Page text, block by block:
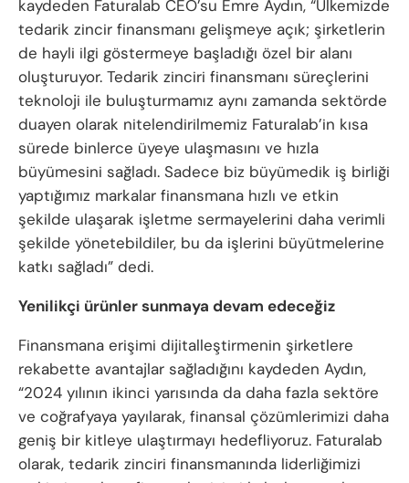
kaydeden Faturalab CEO’su Emre Aydın, “Ülkemizde
tedarik zincir finansmanı gelişmeye açık; şirketlerin
de hayli ilgi göstermeye başladığı özel bir alanı
oluşturuyor. Tedarik zinciri finansmanı süreçlerini
teknoloji ile buluşturmamız aynı zamanda sektörde
duayen olarak nitelendirilmemiz Faturalab’in kısa
sürede binlerce üyeye ulaşmasını ve hızla
büyümesini sağladı. Sadece biz büyümedik iş birliği
yaptığımız markalar finansmana hızlı ve etkin
şekilde ulaşarak işletme sermayelerini daha verimli
şekilde yönetebildiler, bu da işlerini büyütmelerine
katkı sağladı” dedi.
Yenilikçi ürünler sunmaya devam edeceğiz
Finansmana erişimi dijitalleştirmenin şirketlere
rekabette avantajlar sağladığını kaydeden Aydın,
“2024 yılının ikinci yarısında da daha fazla sektöre
ve coğrafyaya yayılarak, finansal çözümlerimizi daha
geniş bir kitleye ulaştırmayı hedefliyoruz. Faturalab
olarak, tedarik zinciri finansmanında liderliğimizi